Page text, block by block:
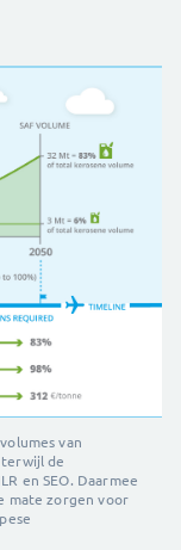
van
de
en SEO. Daarmee
mate zorgen voor